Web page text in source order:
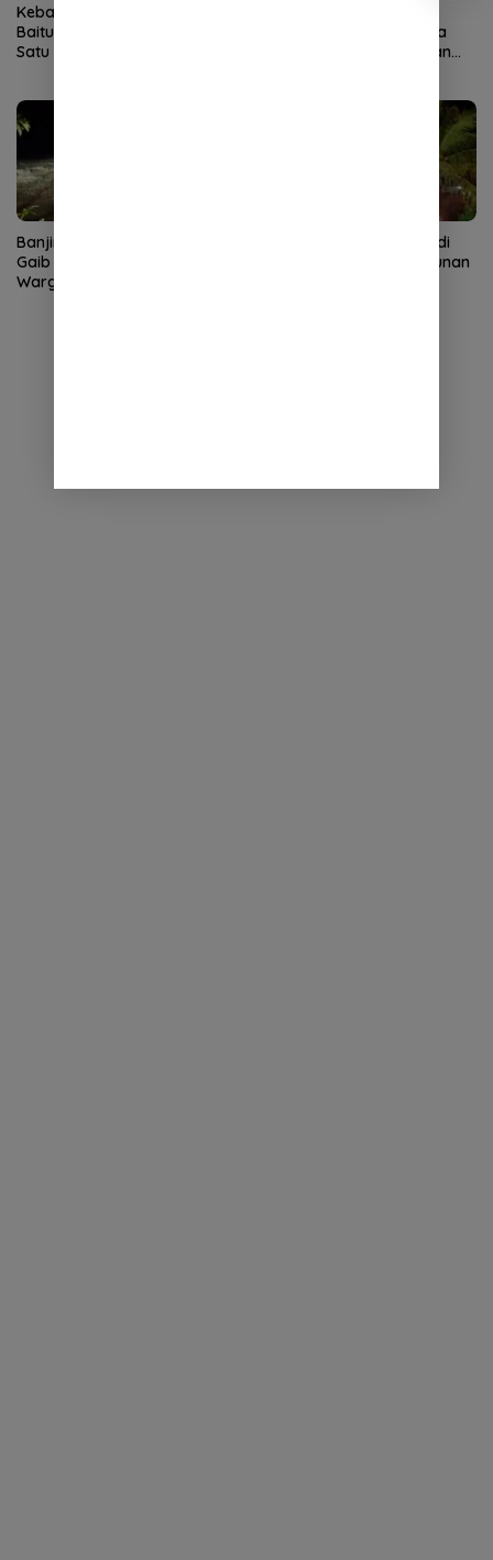
Kebakaran Dapur Bata di
Baitussalam Aceh Besar,
Satu Bangunan Kayu Hangus
Pemulihan Pascabencana
Aceh, Gandeng Perguruan
Banjir Bandang Terjang Rikit
Gaib Gayo Lues, Rumah
Warga Sempat Terendam
Kebakaran Dapur Bata di
Baitussalam, Satu Bangunan